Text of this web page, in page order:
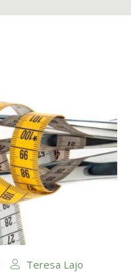
Teresa Lajo